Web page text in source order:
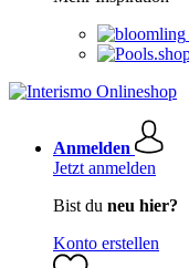
Anmelden
Jetzt anmelden
Bist du neu hier?
Konto erstellen